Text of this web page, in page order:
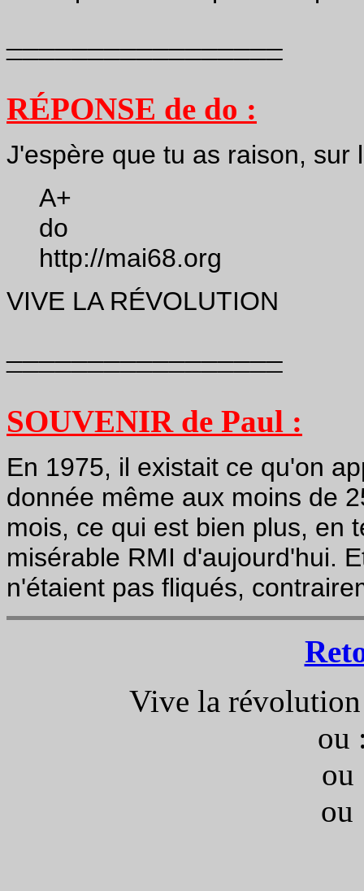
¯¯¯¯¯¯¯¯¯¯¯¯¯¯¯¯¯
RÉPONSE de do :
J'espère que tu as raison, sur
A+
do
http://mai68.org
VIVE LA RÉVOLUTION
¯¯¯¯¯¯¯¯¯¯¯¯¯¯¯¯¯
SOUVENIR de Paul :
En 1975, il existait ce qu'on
donnée même aux moins de
mois, ce qui est bien plus, en
misérable RMI d'aujourd'hui.
n'étaient pas fliqués,
Vive la
ou
ou
ou